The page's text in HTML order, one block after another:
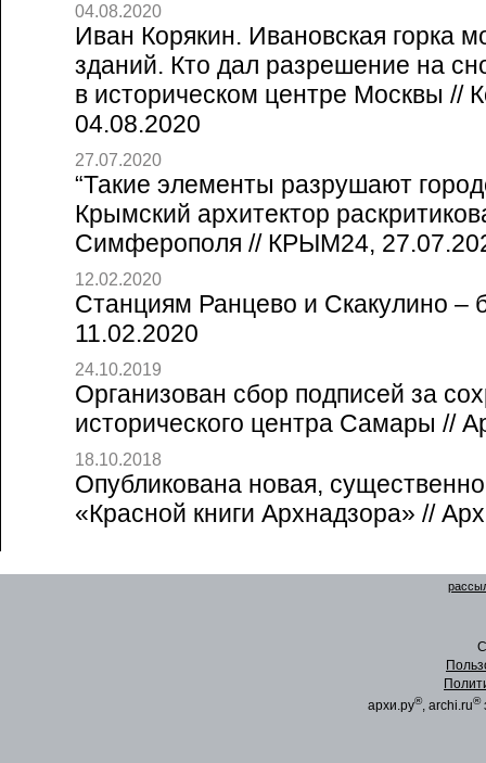
04.08.2020
Иван Корякин. Ивановская горка
зданий. Кто дал разрешение на
в историческом центре Москвы //
04.08.2020
27.07.2020
“Такие элементы разрушают
Крымский архитектор
Симферополя // КРЫМ24,
12.02.2020
Станциям Ранцево и Скакулино –
11.02.2020
24.10.2019
Организован сбор подписей за
исторического центра Самары //
18.10.2018
Опубликована новая,
«Красной книги Архнадзора» //
архи.ру®, archi.ru®